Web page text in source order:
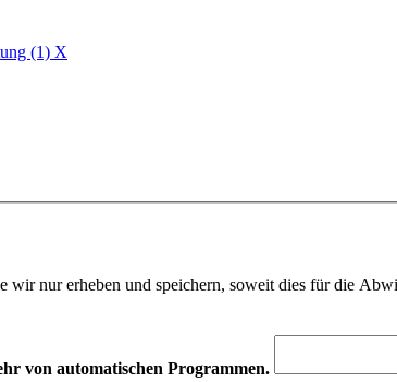
(1) X
nur erheben und speichern, soweit dies für die
von automatischen Programmen.